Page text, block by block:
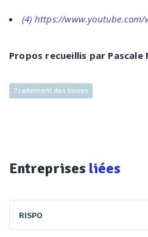
(4) https://www.youtube.com/
Propos recueillis par Pascale
Traitement des boues
Entreprises liées
RISPO